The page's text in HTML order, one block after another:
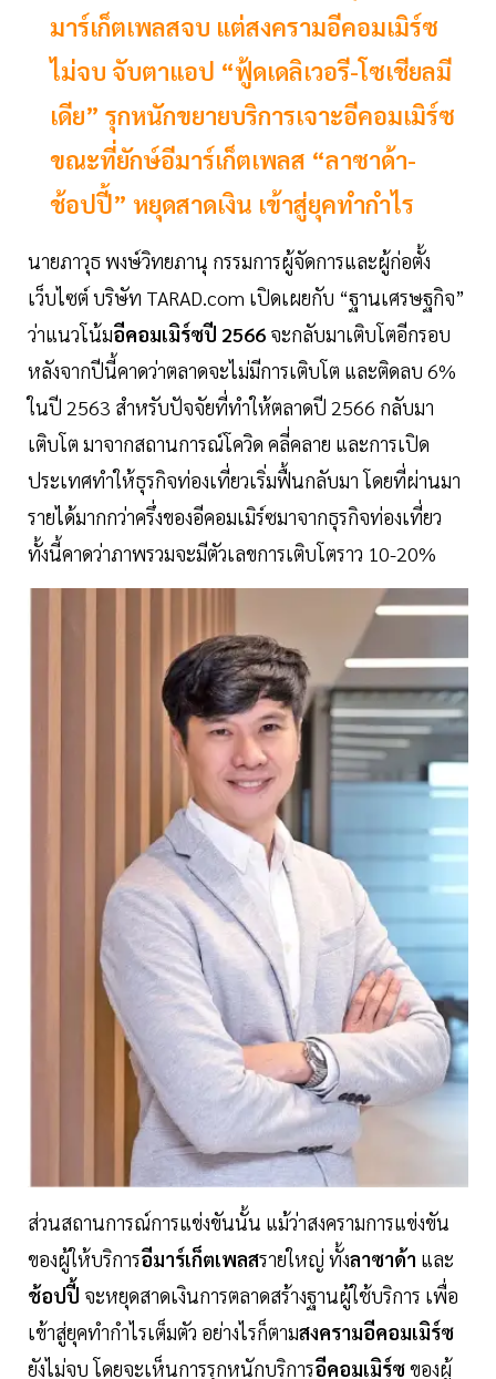
มาร์เก็ตเพลสจบ แต่สงครามอีคอมเมิร์ซ
ไม่จบ จับตาแอป “ฟู้ดเดลิเวอรี-โซเชียลมี
เดีย” รุกหนักขยายบริการเจาะอีคอมเมิร์ซ
ขณะที่ยักษ์อีมาร์เก็ตเพลส “ลาซาด้า-
ช้อปปี้” หยุดสาดเงิน เข้าสู่ยุคทำกำไร
นายภาวุธ พงษ์วิทยภานุ กรรมการผู้จัดการและผู้ก่อตั้ง
เว็บไซต์ บริษัท TARAD.com เปิดเผยกับ “ฐานเศรษฐกิจ”
ว่าแนวโน้มอีคอมเมิร์ซปี 2566 จะกลับมาเติบโตอีกรอบ
หลังจากปีนี้คาดว่าตลาดจะไม่มีการเติบโต และติดลบ 6%
ในปี 2563 สำหรับปัจจัยที่ทำให้ตลาดปี 2566 กลับมา
เติบโต มาจากสถานการณ์โควิด คลี่คลาย และการเปิด
ประเทศทำให้ธุรกิจท่องเที่ยวเริ่มฟื้นกลับมา โดยที่ผ่านมา
รายได้มากกว่าครึ่งของอีคอมเมิร์ซมาจากธุรกิจท่องเที่ยว
ทั้งนี้คาดว่าภาพรวมจะมีตัวเลขการเติบโตราว 10-20%
ส่วนสถานการณ์การแข่งขันนั้น แม้ว่าสงครามการแข่งขัน
ของผู้ให้บริการอีมาร์เก็ตเพลสรายใหญ่ ทั้งลาซาด้า และ
ช้อปปี้ จะหยุดสาดเงินการตลาดสร้างฐานผู้ใช้บริการ เพื่อ
เข้าสู่ยุคทำกำไรเต็มตัว อย่างไรก็ตามสงครามอีคอมเมิร์ซ
ยังไม่จบ โดยจะเห็นการรุกหนักบริการอีคอมเมิร์ซของผู้